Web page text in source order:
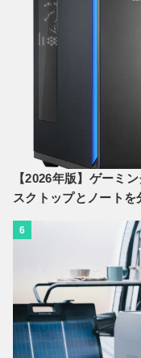
【2026年版】ゲーミ
スクトップとノートを
6